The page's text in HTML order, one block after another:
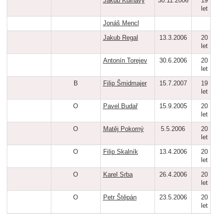
let
Jonáš Mencl
Jakub Regal 13.3.2006
20
let
Antonín Torejev 30.6.2006
20
let
B Filip Šmidmajer 15.7.2007
19
let
O Pavel Budař 15.9.2005
20
let
O Matěj Pokorný 5.5.2006
20
let
O Filip Skalník 13.4.2006
20
let
O Karel Srba 26.4.2006
20
let
O Petr Štěpán 23.5.2006
20
let